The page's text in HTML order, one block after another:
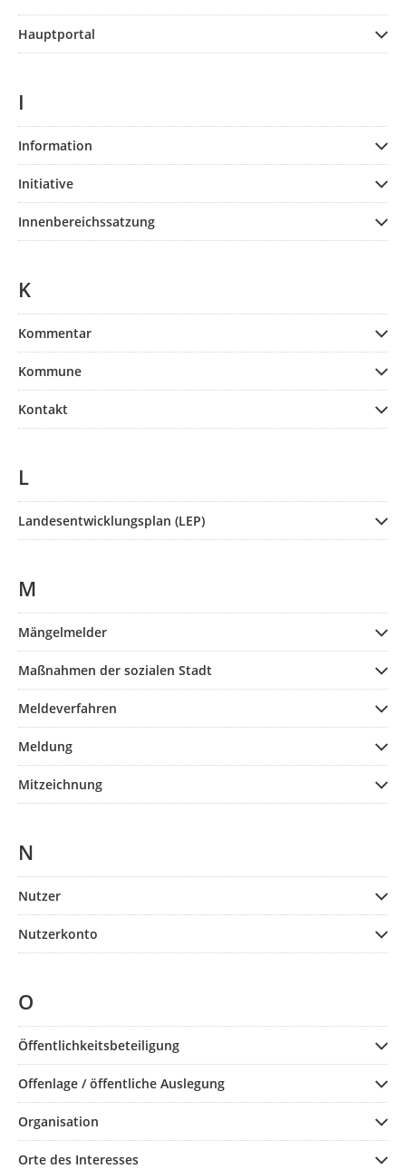
Hauptportal
I
Information
Initiative
Innenbereichssatzung
K
Kommentar
Kommune
Kontakt
L
Landesentwicklungsplan (LEP)
M
Mängelmelder
Maßnahmen der sozialen Stadt
Meldeverfahren
Meldung
Mitzeichnung
N
Nutzer
Nutzerkonto
O
Öffentlichkeitsbeteiligung
Offenlage / öffentliche Auslegung
Organisation
Orte des Interesses